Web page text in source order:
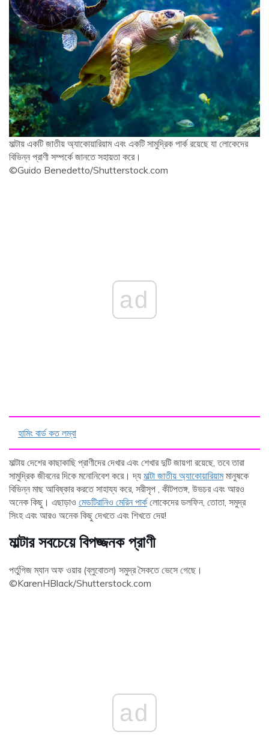
মাল্টায় একটি জাতীয় অ্যাকোয়ারিয়াম এবং একটি সামুদ্রিক পার্ক রয়েছে যা লোকেদের
বিভিন্ন প্রাণী সম্পর্কে জানতে সহায়তা করে।
©Guido Benedetto/Shutterstock.com
ad
হামিং বার্ড কত লম্বা
মাল্টায় দেশের কাছাকাছি প্রাণীদের দেখার এবং শেখার দুটি জায়গা রয়েছে, তবে তারা
সামুদ্রিক জীবনের দিকে মনোনিবেশ করে। দ্য মাল্টা জাতীয় অ্যাকোয়ারিয়ামমানুষকে
বিভিন্ন মাছ আবিষ্কার করতে সাহায্য করে, সরীসৃপ , কীটপতঙ্গ, উভচর এবং আরও
অনেক কিছু। এছাড়াও মেডটিরানিও মেরিন পার্কলোকেদের ডলফিন, তোতা, সমুদ্র
সিংহ এবং আরও অনেক কিছু দেখতে এবং শিখতে দেয়!
মাল্টার সবচেয়ে বিপজ্জনক প্রাণী
পর্তুগিজ ম্যান অফ ওয়ার (ব্লুবোতল) সমুদ্র সৈকতে ভেসে গেছে।
©KarenHBlack/Shutterstock.com
ad